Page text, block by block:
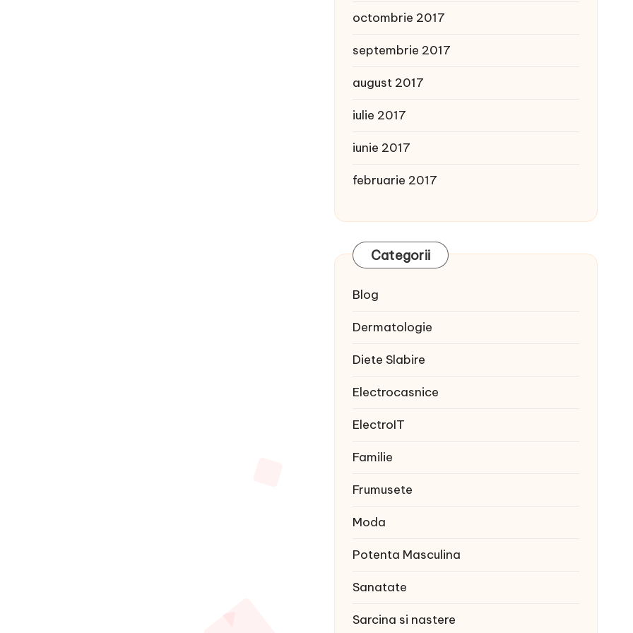
octombrie 2017
septembrie 2017
august 2017
iulie 2017
iunie 2017
februarie 2017
Categorii
Blog
Dermatologie
Diete Slabire
Electrocasnice
ElectroIT
Familie
Frumusete
Moda
Potenta Masculina
Sanatate
Sarcina si nastere